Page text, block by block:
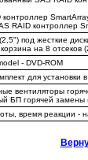
контроллер
RAID контроллер
под жесткие
на 8 отсеков
- DVD-ROM
для установки
вентиляторы
БП горячей замены
время реакции -